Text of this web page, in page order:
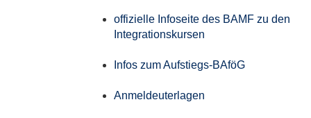
offizielle Infoseite des BAMF zu den
Integrationskursen
Infos zum Aufstiegs-BAföG
Anmeldeuterlagen